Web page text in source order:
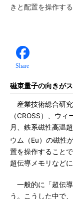
きと配置を操作す
Share
磁束量子の向きが
産業技術総合研
（CROSS）、ウ
月、鉄系磁性高温
ウム（Eu）の磁性
置を操作すること
超伝導メモリなど
一般的に「超伝
う。こうした中で